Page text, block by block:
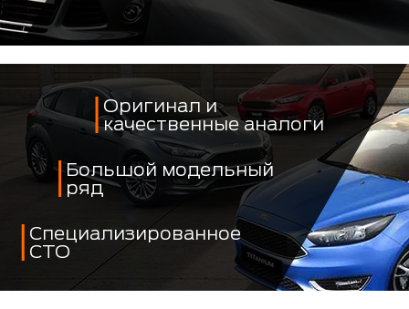
Оригинал и
качественные аналоги
Большой модельный
ряд
Специализированное
СТО